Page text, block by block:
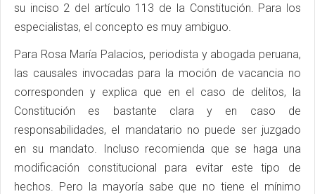
su inciso 2 del artículo 113 de la Constitución. Para los
especialistas, el concepto es muy ambiguo.
Para Rosa María Palacios, periodista y abogada peruana,
las causales invocadas para la moción de vacancia no
corresponden y explica que en el caso de delitos, la
Constitución es bastante clara y en caso de
responsabilidades, el mandatario no puede ser juzgado
en su mandato. Incluso recomienda que se haga una
modificación constitucional para evitar este tipo de
hechos. Pero la mayoría sabe que no tiene el mínimo